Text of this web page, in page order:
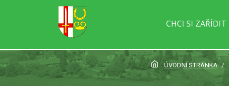
CHCI SI ZAŘÍDIT
ÚVODNÍ STRÁNKA